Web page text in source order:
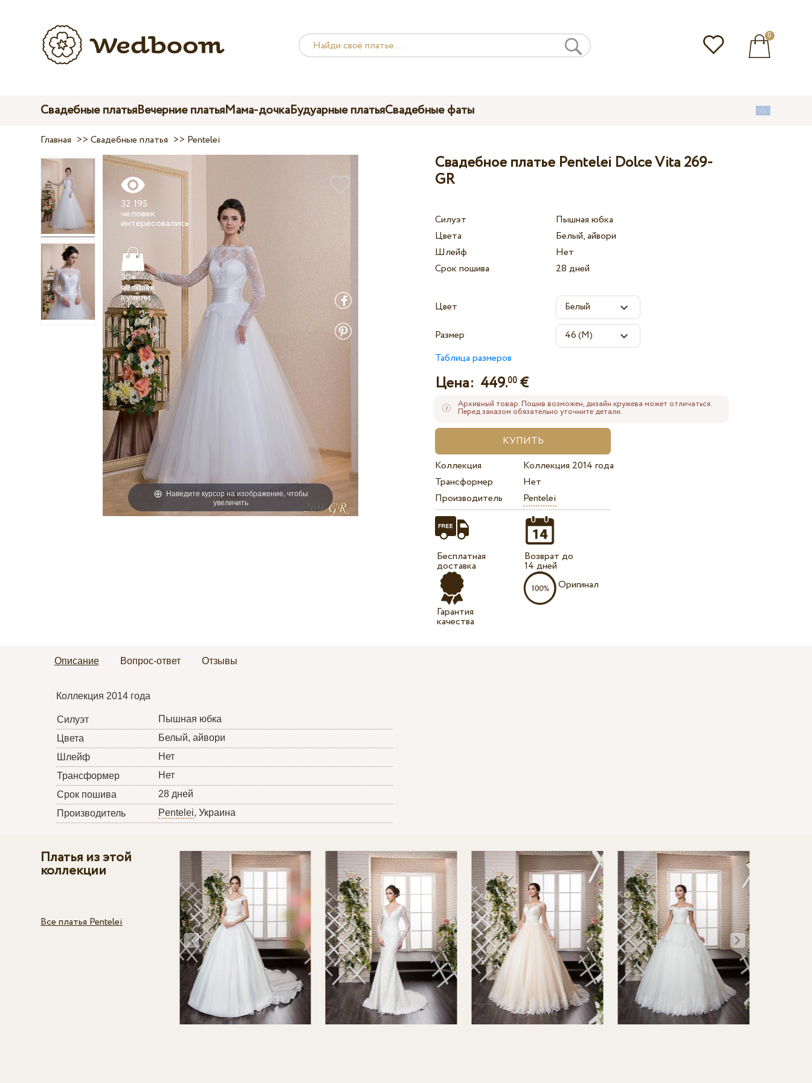
0
Свадебные платьяВечерние платьяМама-дочкаБудуарные платьяСвадебные фаты
Главная >>Свадебные платья >> Pentelei
Наведите курсор на изображение, чтобы
увеличить
32 195
человек
30+
человек
купили
Свадебное платье Pentelei Dolce Vita 269-
GR
Силуэт
Пышная юбка
Цвета
Белый, айвори
Шлейф
Нет
Срок пошива
28 дней
Цвет
Размер
Таблица размеров
Цена: 449.00 €
Архивный товар. Пошив возможен, дизайн кружева может отличаться.
Перед заказом обязательно уточните детали.
Коллекция
Коллекция 2014 года
Трансформер
Нет
Производитель
Pentelei
Бесплатная
доставка
Гарантия
качества
Возврат до
14 дней
Оригинал
Описание Вопрос-ответ Отзывы
Коллекция 2014 года
Силуэт
Пышная юбка
Цвета
Белый, айвори
Шлейф
Нет
Трансформер
Нет
Срок пошива
28 дней
Производитель
Pentelei, Украина
Платья из этой
коллекции
Все платья Pentelei